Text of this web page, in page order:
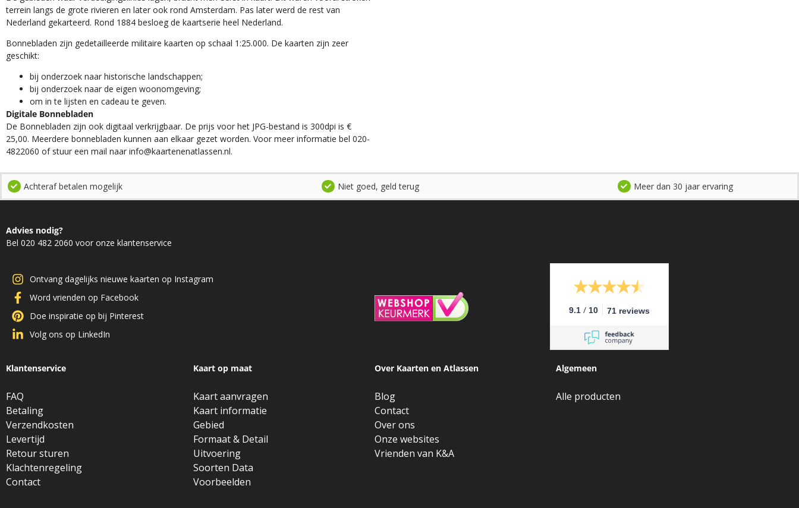
terrein langs de grote rivieren en later ook rond Amsterdam. Pas later werd de rest van
Nederland gekarteerd. Rond 1884 besloeg de kaartserie heel Nederland.
Bonnebladen zijn gedetailleerde militaire kaarten op schaal 1:25.000. De kaarten zijn zeer
geschikt:​
​bij onderzoek naar historische landschappen;
bij onderzoek naar de eigen woonomgeving;
om in te lijsten en cadeau te geven.
Digitale Bonnebladen
De Bonnebladen zijn ook digitaal verkrijgbaar. De prijs voor het JPG-bestand is 300dpi is €
25,00. Meerdere bonnebladen kunnen aan elkaar gezet worden. Voor meer informatie bel 020-
4822060 of stuur een mail naar info@kaartenenatlassen.nl.
Achteraf betalen mogelijk Niet goed, geld terug Meer dan 30 jaar ervaring
Advies nodig?
Bel 020 482 2060 voor onze klantenservice
Ontvang dagelijks nieuwe kaarten op Instagram
Word vrienden op Facebook
Doe inspiratie op bij Pinterest
Volg ons op LinkedIn
9.1 / 10 71 reviews
Klantenservice
FAQ
Betaling
Verzendkosten
Levertijd
Retour sturen
Klachtenregeling
Contact
Kaart op maat
Kaart aanvragen
Kaart informatie
Gebied
Formaat & Detail
Uitvoering
Soorten Data
Voorbeelden
Over Kaarten en Atlassen
Blog
Contact
Over ons
Onze websites
Vrienden van K&A
Algemeen
Alle producten